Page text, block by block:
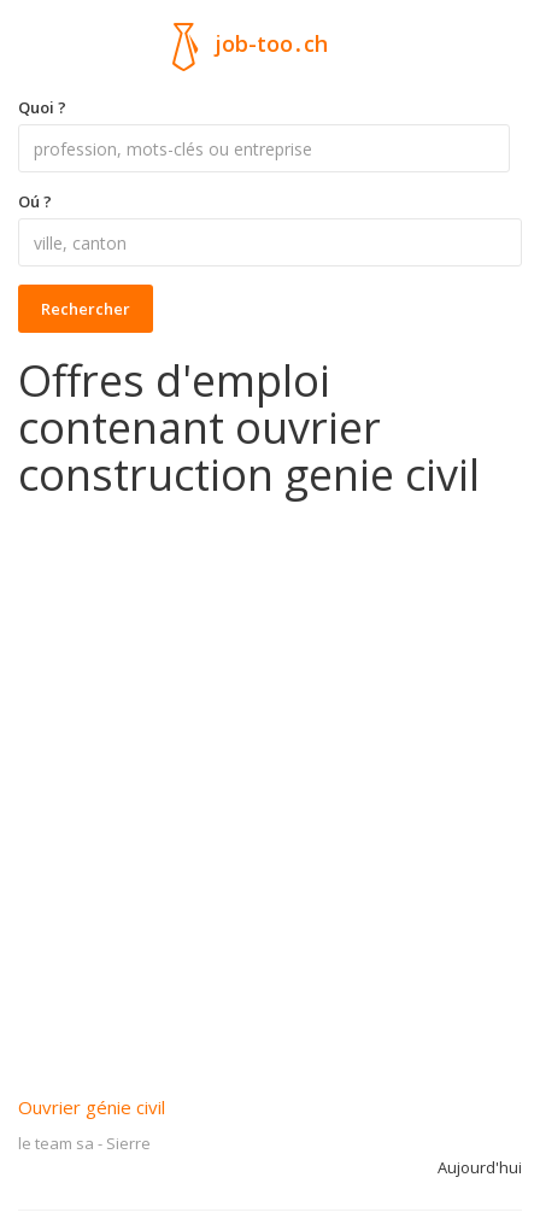
job-too.ch
Quoi ?
Oú ?
Rechercher
Offres d'emploi
contenant ouvrier
construction genie civil
Ouvrier génie civil
le team sa - Sierre
Aujourd'hui